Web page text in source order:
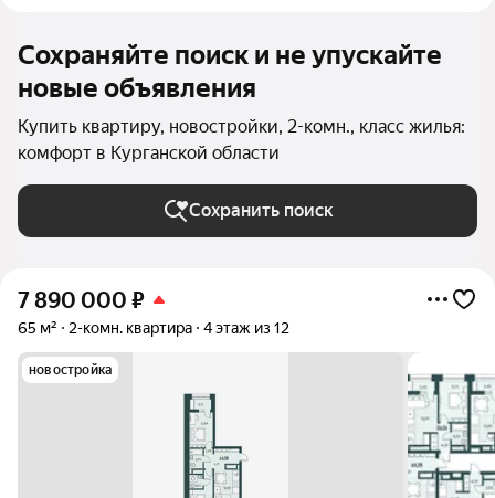
Сохраняйте поиск и не упускайте
новые объявления
Купить квартиру, новостройки, 2-комн., класс жилья:
комфорт в Курганской области
Сохранить поиск
7 890 000 ₽
65 м² 2-комн. квартира 4 этаж из 12
новостройка